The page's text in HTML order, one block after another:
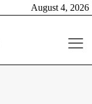
August 4, 2026